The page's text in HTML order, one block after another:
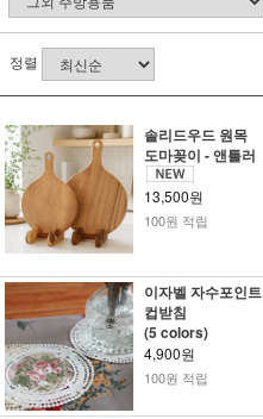
정렬
솔리드우드 원목
도마꽂이 - 앤틀러
13,500원
100원 적립
이자벨 자수포인트
컵받침
(5 colors)
4,900원
100원 적립